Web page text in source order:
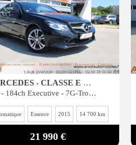
MERCEDES - CLASSE E COUPE
200 - 184ch Executive - 7G-Tronic
Essence 2015 14 700 km
21 990 €